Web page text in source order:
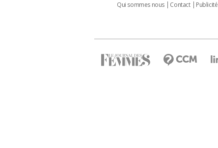
Qui sommes nous Contact Publicité